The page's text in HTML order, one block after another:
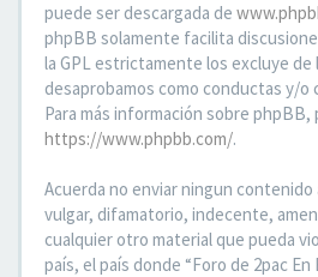
puede ser descargada de
phpBB solamente facilita
la GPL estrictamente los excluye de
desaprobamos como conductas y/o
Para más información sobre
https://www.phpbb.com/.
Acuerda no enviar ningun
vulgar, difamatorio, indecente,
cualquier otro material que pueda
país, el país donde “Foro de 2pac En